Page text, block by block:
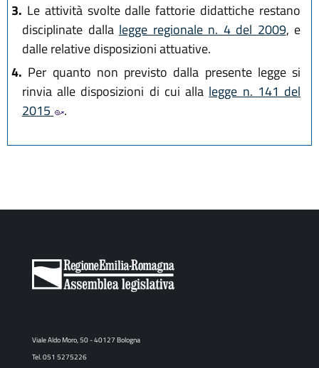
3. Le attività svolte dalle fattorie didattiche restano
disciplinate dalla legge regionale n. 4 del 2009, e
dalle relative disposizioni attuative.
4. Per quanto non previsto dalla presente legge si
rinvia alle disposizioni di cui alla legge n. 141 del
2015
.
Viale Aldo Moro, 50 - 40127 Bologna
Tel. 051 5275226